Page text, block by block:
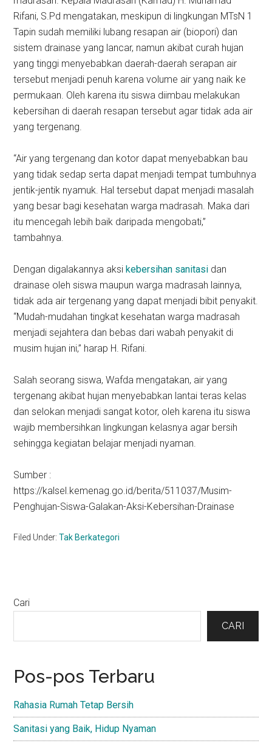
Rifani, S.Pd mengatakan, meskipun di lingkungan MTsN 1
Tapin sudah memiliki lubang resapan air (biopori) dan
sistem drainase yang lancar, namun akibat curah hujan
yang tinggi menyebabkan daerah-daerah serapan air
tersebut menjadi penuh karena volume air yang naik ke
permukaan. Oleh karena itu siswa diimbau melakukan
kebersihan di daerah resapan tersebut agar tidak ada air
yang tergenang.
“Air yang tergenang dan kotor dapat menyebabkan bau
yang tidak sedap serta dapat menjadi tempat tumbuhnya
jentik-jentik nyamuk. Hal tersebut dapat menjadi masalah
yang besar bagi kesehatan warga madrasah. Maka dari
itu mencegah lebih baik daripada mengobati,”
tambahnya.
Dengan digalakannya aksikebersihan sanitasi dan
drainase oleh siswa maupun warga madrasah lainnya,
tidak ada air tergenang yang dapat menjadi bibit penyakit.
“Mudah-mudahan tingkat kesehatan warga madrasah
menjadi sejahtera dan bebas dari wabah penyakit di
musim hujan ini,” harap H. Rifani.
Salah seorang siswa, Wafda mengatakan, air yang
tergenang akibat hujan menyebabkan lantai teras kelas
dan selokan menjadi sangat kotor, oleh karena itu siswa
wajib membersihkan lingkungan kelasnya agar bersih
sehingga kegiatan belajar menjadi nyaman.
Sumber :
https://kalsel.kemenag.go.id/berita/511037/Musim-
Penghujan-Siswa-Galakan-Aksi-Kebersihan-Drainase
Filed Under:Tak Berkategori
Primary
Cari
CARI
Pos-pos Terbaru
Rahasia Rumah Tetap Bersih
Sanitasi yang Baik, Hidup Nyaman